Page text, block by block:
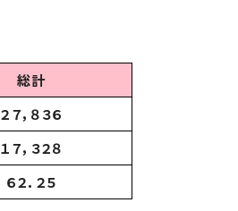
総計
２７，８３６
１７，３２８
６２．２５